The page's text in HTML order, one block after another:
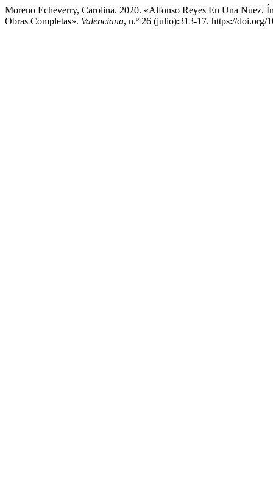
Moreno Echeverry, Carolina. 2020. «Alfonso Reyes En Una Nuez.
Obras Completas». Valenciana, n.º 26 (julio):313-17. https://doi.org/